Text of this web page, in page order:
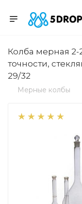
Колба мерная 2-
точности,
29/32
Мерные колбы